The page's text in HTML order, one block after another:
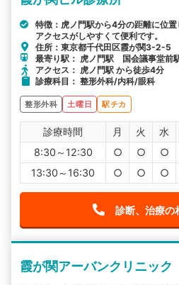
特徴：虎ノ門駅から4分の距離に位
アクセスがしやすくて便利です。
住所：東京都千代田区霞が関3-2-5
最寄り駅： 虎ノ門駅 国会議事堂前
アクセス： 虎ノ門駅 から徒歩4分
診療科目： 整形外科/内科/眼科
整形外科 土曜日 駅チカ
診療時間 月 火 水
8:30～12:30
○ ○ ○
13:30～16:30
○ ○ ○
診断、治療の
霞が関アーバンクリニック